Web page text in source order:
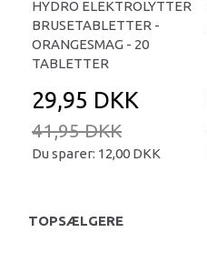
HYDRO ELEKTROLYTTER
BRUSETABLETTER -
ORANGESMAG - 20
TABLETTER
29,95 DKK
41,95 DKK
Du sparer: 12,00 DKK
TOPSÆLGERE